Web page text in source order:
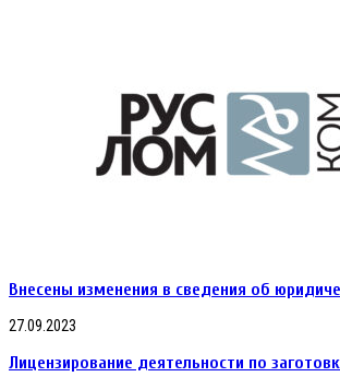
Внесены изменения в сведения об
27.09.2023
Лицензирование деятельности по